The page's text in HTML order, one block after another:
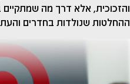
והזכוכית, אלא דרך מה שמתקיים
ההחלטות שנולדות בחדרים